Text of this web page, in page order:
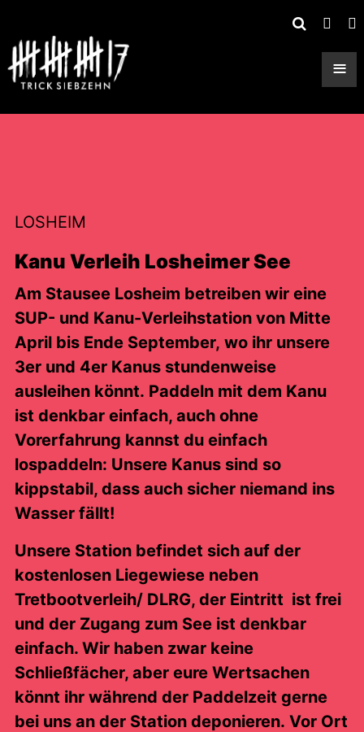
≡
LOSHEIM
Kanu Verleih Losheimer See
Am Stausee Losheim betreiben wir eine
SUP- und Kanu-Verleihstation von Mitte
April bis Ende September, wo ihr unsere
3er und 4er Kanus stundenweise
ausleihen könnt. Paddeln mit dem Kanu
ist denkbar einfach, auch ohne
Vorerfahrung kannst du einfach
lospaddeln: Unsere Kanus sind so
kippstabil, dass auch sicher niemand ins
Wasser fällt!
Unsere Station befindet sich auf der
kostenlosen Liegewiese neben
Tretbootverleih/ DLRG, der Eintritt ist frei
und der Zugang zum See ist denkbar
einfach. Wir haben zwar keine
Schließfächer, aber eure Wertsachen
könnt ihr während der Paddelzeit gerne
bei uns an der Station deponieren. Vor Ort